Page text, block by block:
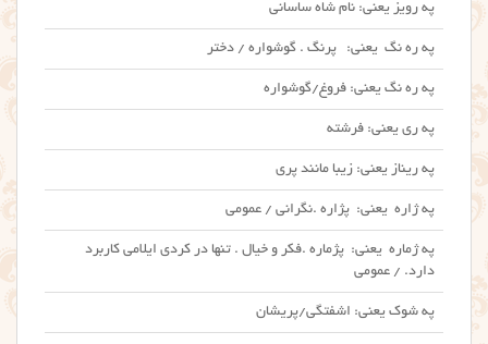
په رویز یعنی: نام شاه ساسانی
په ره نگ یعنی: پرنگ . گوشواره / دختر
په ره نگ یعنی: فروغ/گوشواره
په ری یعنی: فرشته
په ریناز یعنی: زیبا مانند پری
په ژاره یعنی: پژاره .نگرانی / عمومی
په ژماره یعنی: پژماره .فکر و خیال . تنها در کردی ایلامی کاربرد
دارد. / عمومی
په شوک یعنی: اشفتگی/پریشان